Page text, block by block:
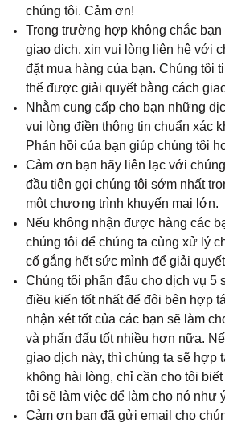
chúng tôi. Cảm ơn!
Trong trường hợp không chắc
giao dịch, xin vui lòng liên hệ với
đặt mua hàng của bạn. Chúng tôi
thể được giải quyết bằng cách
Nhằm cung cấp cho bạn những
vui lòng điền thông tin chuẩn xác
Phản hồi của bạn giúp chúng tôi
Cảm ơn bạn hãy liên lạc với
đầu tiên gọi chúng tôi sớm nhất
một chương trình khuyến mại lớn.
Nếu không nhận được hàng các
chúng tôi để chúng ta cùng xử lý
cố gắng hết sức mình để giải
Chúng tôi phấn đấu cho dịch vụ 5
điều kiến tốt nhất để đôi bên hợp
nhận xét tốt của các bạn sẽ làm
và phấn đấu tốt nhiều hơn nữa.
giao dịch này, thì chúng ta sẽ hợp
không hài lòng, chỉ cần cho tôi
tôi sẽ làm việc để làm cho nó như
Cảm ơn bạn đã gửi email cho